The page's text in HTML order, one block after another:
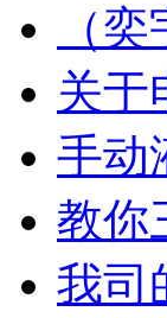
（
关于
手动
教你
我司